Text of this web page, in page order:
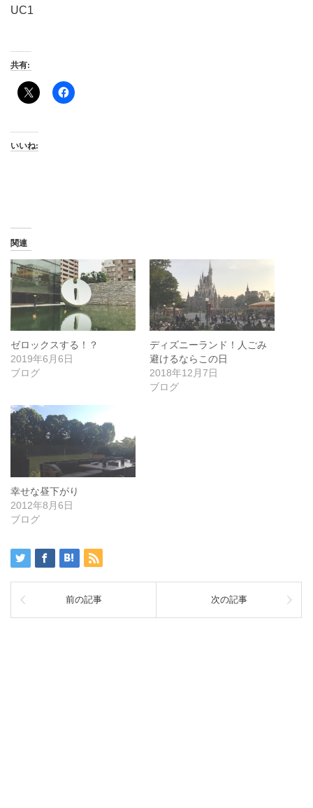
UC1
共有:
いいね:
関連
ゼロックスする！？
2019年6月6日
ブログ
ディズニーランド！人ごみ
避けるならこの日
2018年12月7日
ブログ
幸せな昼下がり
2012年8月6日
ブログ
前の記事 次の記事